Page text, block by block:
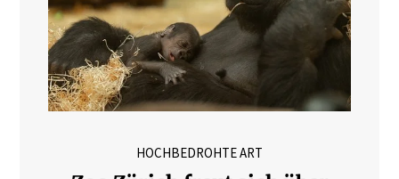
HOCHBEDROHTE ART